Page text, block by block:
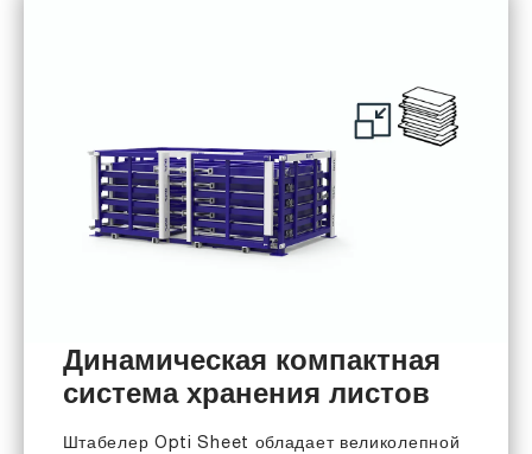
Динамическая компактная
система хранения листов
Штабелер Opti Sheet обладает великолепной